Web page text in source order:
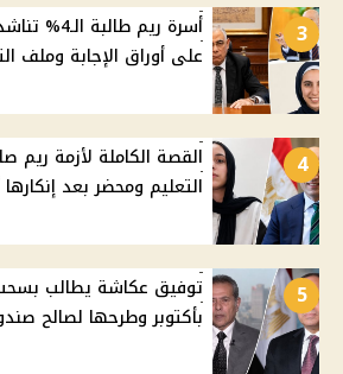
3
أسرة ريم
على أوراق الإجابة وملف
4
التعليم ومحضر بعد إنكارها
5
بأكتوبر وطرحها لصالح